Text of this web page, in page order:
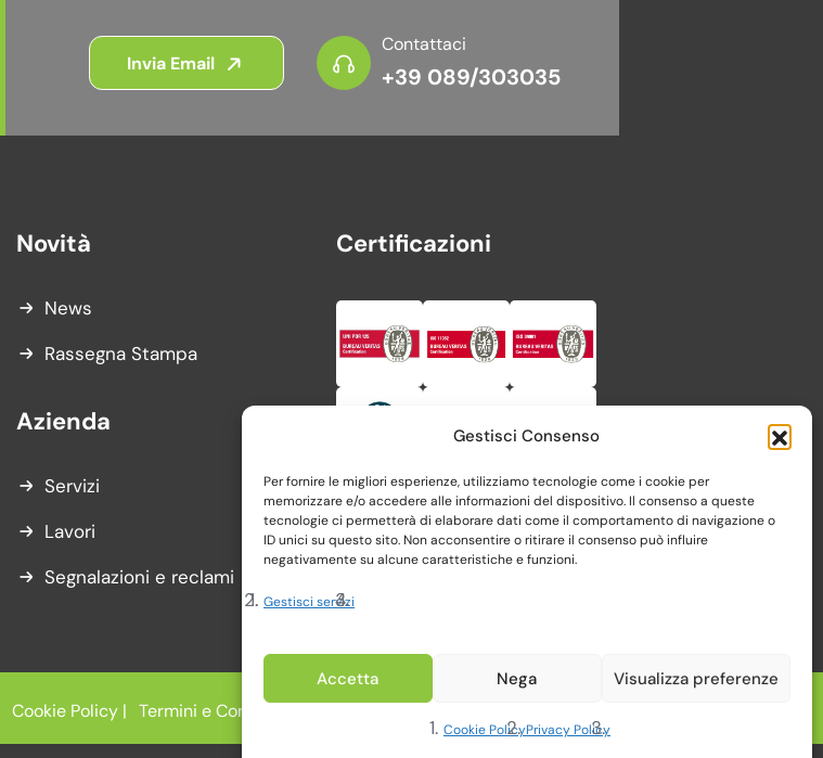
Gestisci Consenso
Per fornire le migliori esperienze, utilizziamo tecnologie come i cookie per
memorizzare e/o accedere alle informazioni del dispositivo. Il consenso a queste
tecnologie ci permetterà di elaborare dati come il comportamento di navigazione o
ID unici su questo sito. Non acconsentire o ritirare il consenso può influire
negativamente su alcune caratteristiche e funzioni.
Gestisci servizi
Accetta Nega Visualizza preferenze
Cookie PolicyPrivacy Policy
Invia Email
Contattaci
+39 089/303035
Novità
News
Rassegna Stampa
Azienda
Servizi
Lavori
Segnalazioni e reclami
Certificazioni
Cookie Policy | Termini e Condizioni